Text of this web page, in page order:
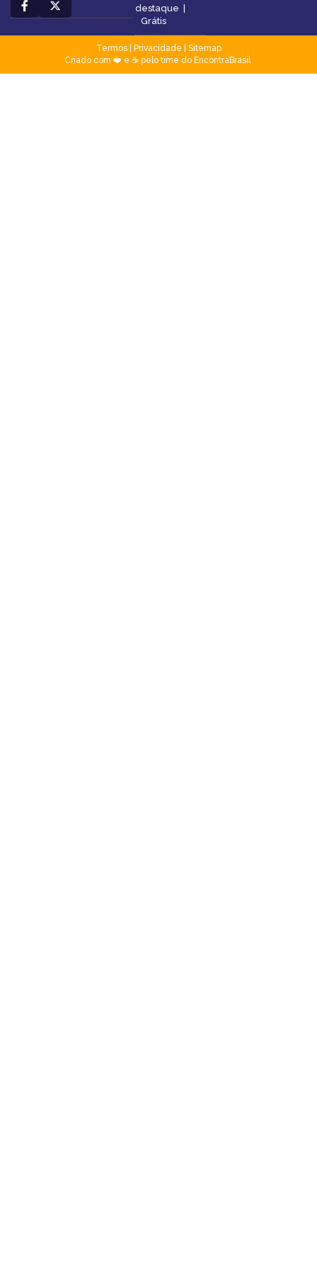
destaque |
Grátis
Termos| Privacidade
Sitemap
Criado com ❤️ e ☕ pelo time do EncontraBrasil